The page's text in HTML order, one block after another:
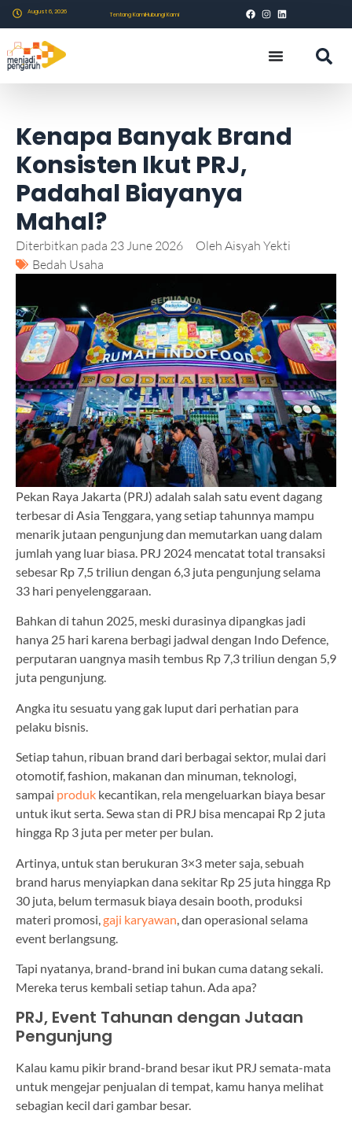
August 6, 2026 Tentang KamiHubungi Kami
Kenapa Banyak Brand
Konsisten Ikut PRJ,
Padahal Biayanya
Mahal?
Diterbitkan pada 23 June 2026 Oleh Aisyah Yekti
Bedah Usaha
Pekan Raya Jakarta (PRJ) adalah salah satu event dagang
terbesar di Asia Tenggara, yang setiap tahunnya mampu
menarik jutaan pengunjung dan memutarkan uang dalam
jumlah yang luar biasa. PRJ 2024 mencatat total transaksi
sebesar Rp 7,5 triliun dengan 6,3 juta pengunjung selama
33 hari penyelenggaraan.
Bahkan di tahun 2025, meski durasinya dipangkas jadi
hanya 25 hari karena berbagi jadwal dengan Indo Defence,
perputaran uangnya masih tembus Rp 7,3 triliun dengan 5,9
juta pengunjung.
Angka itu sesuatu yang gak luput dari perhatian para
pelaku bisnis.
Setiap tahun, ribuan brand dari berbagai sektor, mulai dari
otomotif, fashion, makanan dan minuman, teknologi,
sampai produk kecantikan, rela mengeluarkan biaya besar
untuk ikut serta. Sewa stan di PRJ bisa mencapai Rp 2 juta
hingga Rp 3 juta per meter per bulan.
Artinya, untuk stan berukuran 3×3 meter saja, sebuah
brand harus menyiapkan dana sekitar Rp 25 juta hingga Rp
30 juta, belum termasuk biaya desain booth, produksi
materi promosi, gaji karyawan , dan operasional selama
event berlangsung.
Tapi nyatanya, brand-brand ini bukan cuma datang sekali.
Mereka terus kembali setiap tahun. Ada apa?
PRJ, Event Tahunan dengan Jutaan
Pengunjung
Kalau kamu pikir brand-brand besar ikut PRJ semata-mata
untuk mengejar penjualan di tempat, kamu hanya melihat
sebagian kecil dari gambar besar.